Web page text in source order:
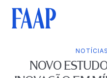
NOTÍCIAS
NOVO